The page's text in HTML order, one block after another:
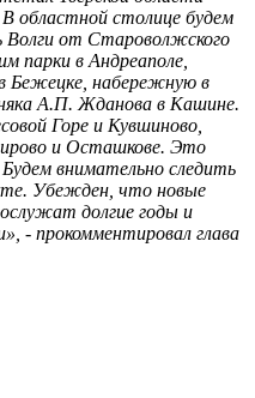
областной столице будем
Волги от Староволжского
парки в Андреаполе,
Бежецке, набережную в
А.П. Жданова в Кашине.
Горе и Кувшиново,
и Осташкове. Это
внимательно следить
Убежден, что новые
долгие годы и
- прокомментировал глава